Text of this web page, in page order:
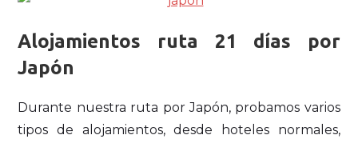
Alojamientos ruta 21 días por
Japón
Durante nuestra ruta por Japón, probamos varios
tipos de alojamientos, desde hoteles normales,